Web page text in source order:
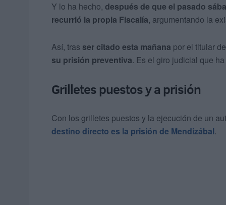
Y lo ha hecho, después de que el pasado
recurrió la propia Fiscalía, argumentando la
Así, tras ser citado esta mañana por el titular
su prisión preventiva. Es el giro judicial que
Grilletes puestos y a prisión
Con los grilletes puestos y la ejecución de un
destino directo es la prisión de Mendizábal.